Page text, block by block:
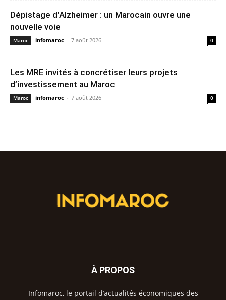
Dépistage d’Alzheimer : un Marocain ouvre une
nouvelle voie
Maroc infomaroc - 7 août 2026 0
Les MRE invités à concrétiser leurs projets
d’investissement au Maroc
Maroc infomaroc - 7 août 2026 0
À PROPOS
Infomaroc, le portail d’actualités économiques des